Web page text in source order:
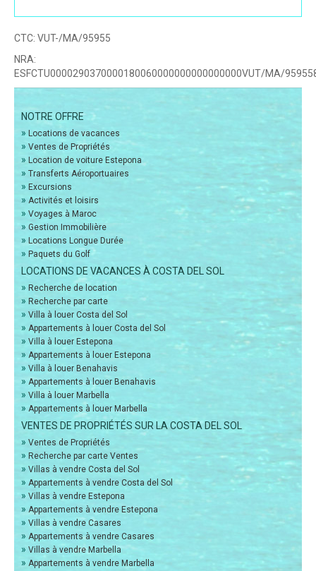
CTC: VUT-/MA/95955
NRA:
ESFCTU0000290370000180060000000000000000VUT/MA/
NOTRE OFFRE
» Locations de vacances
» Ventes de Propriétés
» Location de voiture Estepona
» Transferts Aéroportuaires
» Excursions
» Activités et loisirs
» Voyages à Maroc
» Gestion Immobilière
» Locations Longue Durée
» Paquets du Golf
LOCATIONS DE VACANCES À COSTA DEL SOL
» Recherche de location
» Recherche par carte
» Villa à louer Costa del Sol
» Appartements à louer Costa del Sol
» Villa à louer Estepona
» Appartements à louer Estepona
» Villa à louer Benahavis
» Appartements à louer Benahavis
» Villa à louer Marbella
» Appartements à louer Marbella
VENTES DE PROPRIÉTÉS SUR LA COSTA DEL SOL
» Ventes de Propriétés
» Recherche par carte Ventes
» Villas à vendre Costa del Sol
» Appartements à vendre Costa del Sol
» Villas à vendre Estepona
» Appartements à vendre Estepona
» Villas à vendre Casares
» Appartements à vendre Casares
» Villas à vendre Marbella
» Appartements à vendre Marbella